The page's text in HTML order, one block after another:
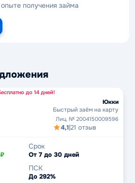
получения займа
до 14 дней!
Юкки
Быстрый заём на карту
Лиц. № 2004150009596
4,1|21 отзыв
Срок
От 7 до 30 дней
ПСК
До 292%